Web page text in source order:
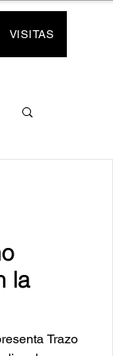
VISITAS
la
Trazo